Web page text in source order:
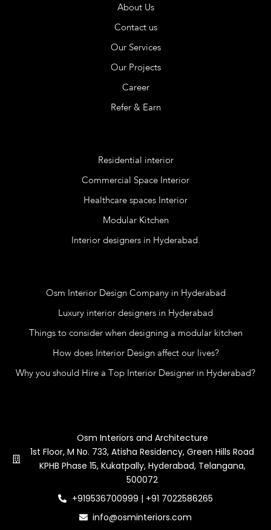
About Us
Contact us
Our Services
Our Projects
Career
Refer & Earn
Residential interior
Commercial Space Interior
Healthcare spaces Interior
Modular Kitchen
Interior designers in Hyderabad.
Osm Interior Design Company in Hyderabad
Luxury interior designers in Hyderabad
Things to consider when designing a modular kitchen
How does Interior Design affect our lives?
Why you should Hire a Top Interior Designer in Hyderabad?
Osm Interiors and Architecture
1st Floor, M No. 733, Atisha Residency, Green Hills Road
KPHB Phase 15, Kukatpally, Hyderabad, Telangana,
500072
+919536700999 | +91 7022586265
info@osminteriors.com